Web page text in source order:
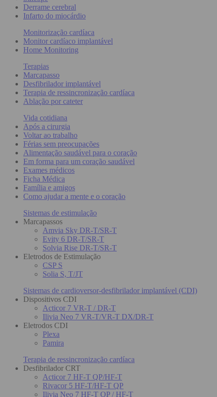
Derrame cerebral
Infarto do miocárdio
Monitorização cardíaca
Monitor cardíaco implantável
Home Monitoring
Terapias
Marcapasso
Desfibrilador implantável
Terapia de ressincronização cardíaca
Ablação por cateter
Vida cotidiana
Após a cirurgia
Voltar ao trabalho
Férias sem preocupações
Alimentação saudável para o coração
Em forma para um coração saudável
Exames médicos
Ficha Médica
Família e amigos
Como ajudar a mente e o coração
Sistemas de estimulação
Marcapassos
Amvia Sky DR-T/SR-T
Evity 6 DR-T/SR-T
Solvia Rise DR-T/SR-T
Eletrodos de Estimulação
CSP S
Solia S, T/JT
Sistemas de cardioversor-desfibrilador implantável (CDI)
Dispositivos CDI
Acticor 7 VR-T / DR-T
Ilivia Neo 7 VR-T/VR-T DX/DR-T
Eletrodos CDI
Plexa
Pamira
Terapia de ressincronização cardíaca
Desfibrilador CRT
Acticor 7 HF-T QP/HF-T
Rivacor 5 HF-T/HF-T QP
Ilivia Neo 7 HF-T QP / HF-T